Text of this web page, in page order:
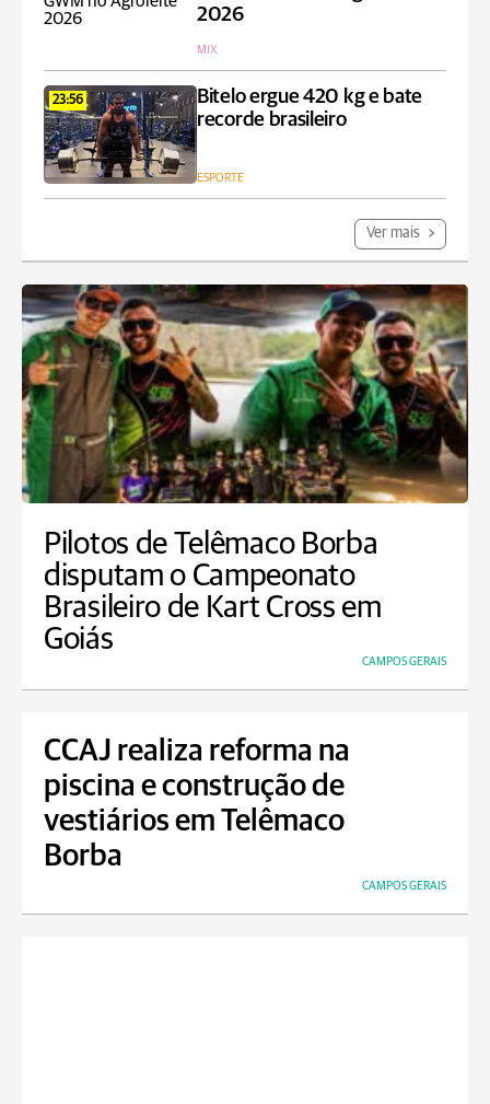
2026
MIX
23:56
Bitelo ergue 420 kg e bate
recorde brasileiro
ESPORTE
Ver mais
Pilotos de Telêmaco Borba
disputam o Campeonato
Brasileiro de Kart Cross em
Goiás
CAMPOS GERAIS
CCAJ realiza reforma na
piscina e construção de
vestiários em Telêmaco
Borba
CAMPOS GERAIS